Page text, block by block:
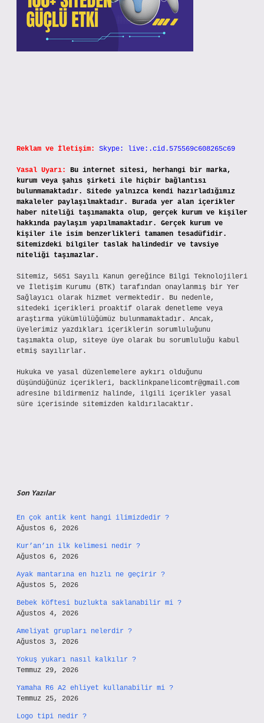
Reklam ve İletişim: Skype: live:.cid.575569c608265c69
Yasal Uyarı:
Bu internet sitesi, herhangi bir marka,
kurum veya şahıs şirketi ile hiçbir bağlantısı
bulunmamaktadır. Sitede yalnızca kendi hazırladığımız
makaleler paylaşılmaktadır. Burada yer alan içerikler
haber niteliği taşımamakta olup, gerçek kurum ve kişiler
hakkında paylaşım yapılmamaktadır. Gerçek kurum ve
kişiler ile isim benzerlikleri tamamen tesadüfidir.
Sitemizdeki bilgiler taslak halindedir ve tavsiye
niteliği taşımazlar.
Sitemiz, 5651 Sayılı Kanun gereğince Bilgi Teknolojileri
ve İletişim Kurumu (BTK) tarafından onaylanmış bir Yer
Sağlayıcı olarak hizmet vermektedir. Bu nedenle,
sitedeki içerikleri proaktif olarak denetleme veya
araştırma yükümlülüğümüz bulunmamaktadır. Ancak,
üyelerimiz yazdıkları içeriklerin sorumluluğunu
taşımakta olup, siteye üye olarak bu sorumluluğu kabul
etmiş sayılırlar.
Hukuka ve yasal düzenlemelere aykırı olduğunu
düşündüğünüz içerikleri, backlinkpanelicomtr@gmail.com
adresine bildirmeniz halinde, ilgili içerikler yasal
süre içerisinde sitemizden kaldırılacaktır.
Son Yazılar
En çok antik kent hangi ilimizdedir ?
Ağustos 6, 2026
Kur’an’ın ilk kelimesi nedir ?
Ağustos 6, 2026
Ayak mantarına en hızlı ne geçirir ?
Ağustos 5, 2026
Bebek köftesi buzlukta saklanabilir mi ?
Ağustos 4, 2026
Ameliyat grupları nelerdir ?
Ağustos 3, 2026
Yokuş yukarı nasıl kalkılır ?
Temmuz 29, 2026
Yamaha R6 A2 ehliyet kullanabilir mi ?
Temmuz 25, 2026
Logo tipi nedir ?